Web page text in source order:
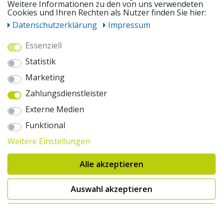
UNSERE ANGEBOTE
WIR VERSENDEN MIT
AUSZEICHNUNGEN & SICHERHEIT
© 2026 pentagonsports.de
Pentagon Sports GmbH & Co. KG
Daten­schutz­erklärung
Hinweise zur Batterieentsorgung
Cookie-Einstellungen ändern
Erklärung zur Barrierefreiheit
* Alle Preise inkl. gesetzlicher Mehrwertsteuer zuzüglich Versandkosten. Die
durchgestrichenen Preise entsprechen der UVP des Herstellers. 1nur bei
Hinweis:("Innerhalb von 24h versandfertig" oder "Sofort verfügbar") |
Weitere Informationen zu den von uns verwendeten
Cookies und Ihren Rechten als Nutzer finden Sie hier:
Daten­schutz­erklärung
Impressum
Essenziell
Statistik
Marketing
Zahlungsdienstleister
Externe Medien
Funktional
Weitere Einstellungen
Alle akzeptieren
Auswahl akzeptieren